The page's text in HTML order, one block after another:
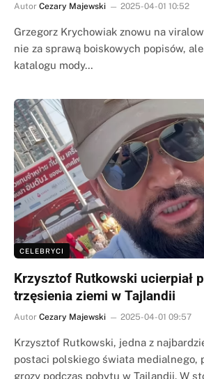
Autor Cezary Majewski 2025-04-01 10:52
Grzegorz Krychowiak znowu na
nie za sprawą boiskowych popisów,
katalogu mody…
CELEBRYCI
Krzysztof Rutkowski ucierpiał
trzęsienia ziemi w Tajlandii
Autor Cezary Majewski 2025-04-01 09:57
Krzysztof Rutkowski, jedna z
postaci polskiego świata medialnego,
grozy podczas pobytu w Tajlandii. W